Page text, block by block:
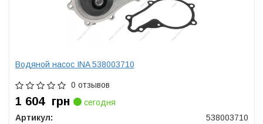
Водяной насос INA 538003710
0 отзывов
1 604 грн
сегодня
Артикул:
538003710